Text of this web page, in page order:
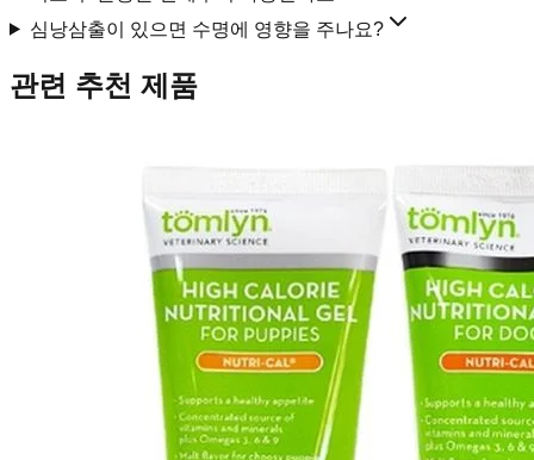
심낭삼출이 있으면 수명에 영향을 주나요?
관련 추천 제품